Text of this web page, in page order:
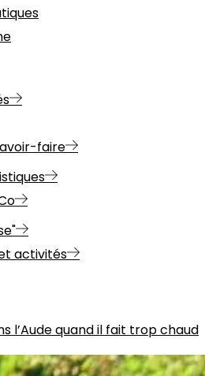
faire
activités
l’Aude quand il fait trop chaud